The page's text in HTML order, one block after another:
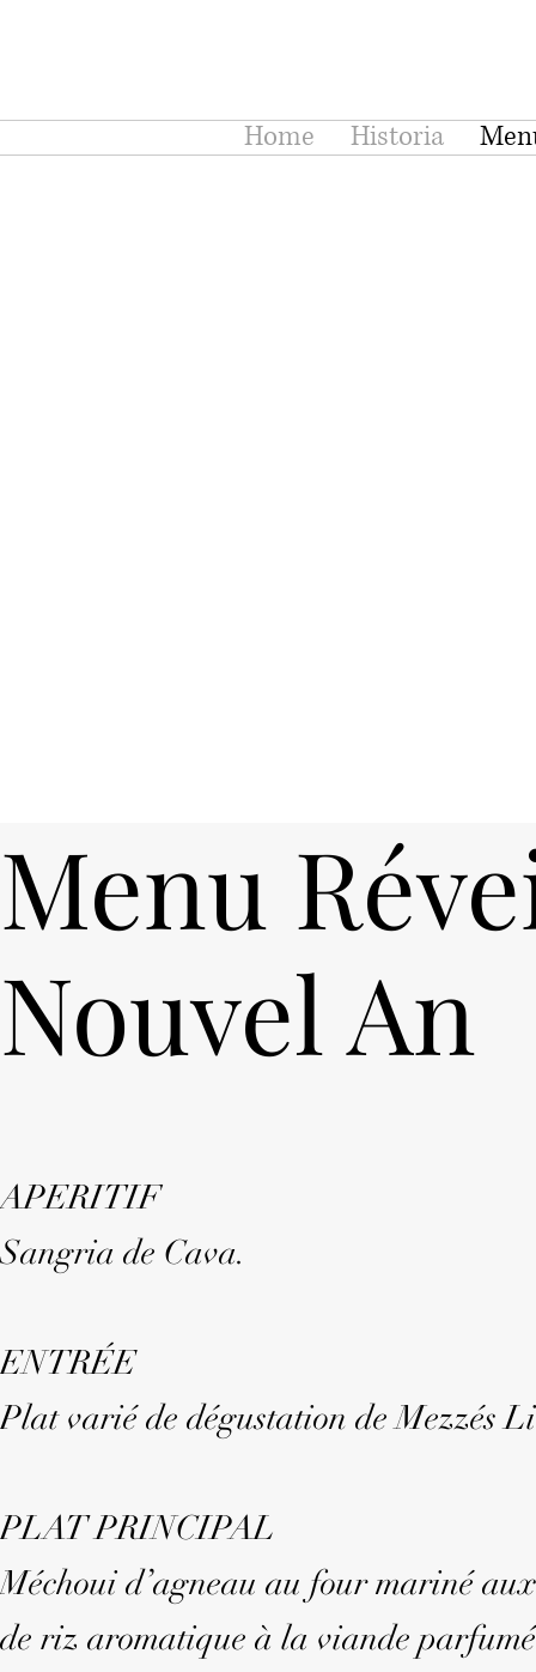
Home Historia
Menu
Nouvel An
APERITIF
Sangria de Cava.
ENTRÉE
Plat varié de dégustation de Mezzés
PLAT PRINCIPAL
Méchoui d’agneau au four mariné
de riz aromatique à la viande